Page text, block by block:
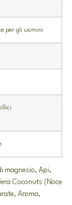
per gli uomini
magnesio, Api,
Coconuts (Noce
Aroma,